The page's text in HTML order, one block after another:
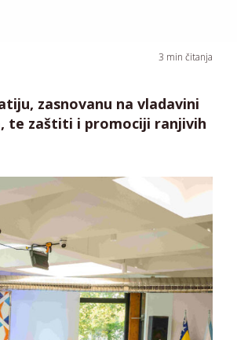
3 min čitanja
zasnovanu na vladavini
te zaštiti i promociji ranjivih